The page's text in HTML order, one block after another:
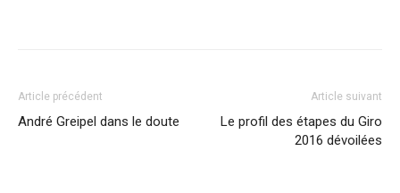
Article précédent
André Greipel dans le doute
Article suivant
Le profil des étapes du Giro
2016 dévoilées